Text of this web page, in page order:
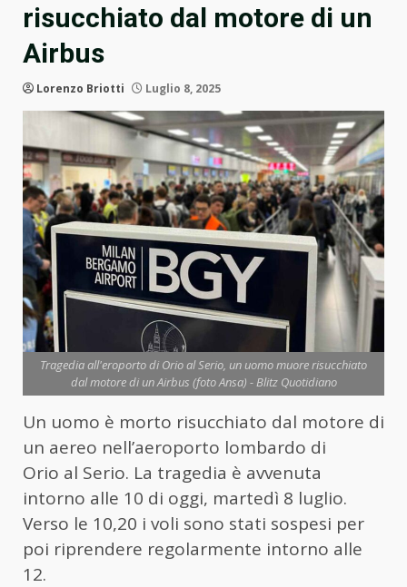
risucchiato dal motore di un
Airbus
Lorenzo Briotti Luglio 8, 2025
Tragedia all'eroporto di Orio al Serio, un uomo muore risucchiato
dal motore di un Airbus (foto Ansa) - Blitz Quotidiano
Un uomo è morto risucchiato dal motore di
un aereo nell’aeroporto lombardo di
Orio al Serio. La tragedia è avvenuta
intorno alle 10 di oggi, martedì 8 luglio.
Verso le 10,20 i voli sono stati sospesi per
poi riprendere regolarmente intorno alle
12.